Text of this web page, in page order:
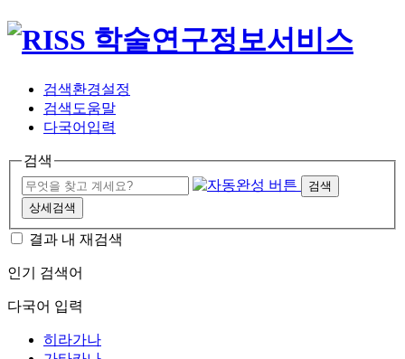
검색환경설정
검색도움말
다국어입력
검색
검색
상세검색
결과 내 재검색
인기 검색어
다국어 입력
히라가나